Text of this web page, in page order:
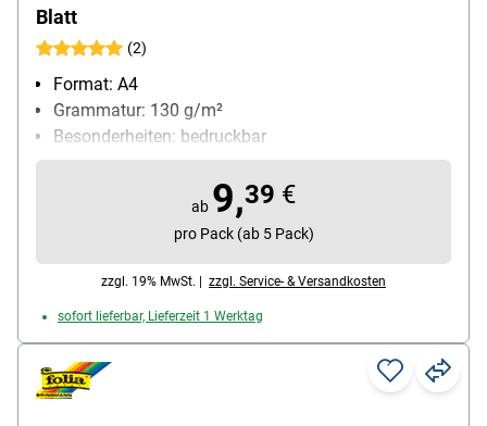
Blatt
(2)
Format: A4
Grammatur: 130 g/m²
Besonderheiten: bedruckbar
Anzahl der Farben: 25 Stück
Anzahl der Blätter: 100 Blatt
ab 9,39 €
pro Pack (ab 5 Pack)
zzgl. 19% MwSt. | zzgl. Service- & Versandkosten
sofort lieferbar, Lieferzeit 1 Werktag